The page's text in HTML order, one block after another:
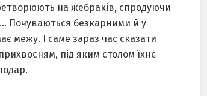
на жебраків, спродуючи
Почуваються безкарними й у
межу. І саме зараз час сказати
під яким столом їхнє